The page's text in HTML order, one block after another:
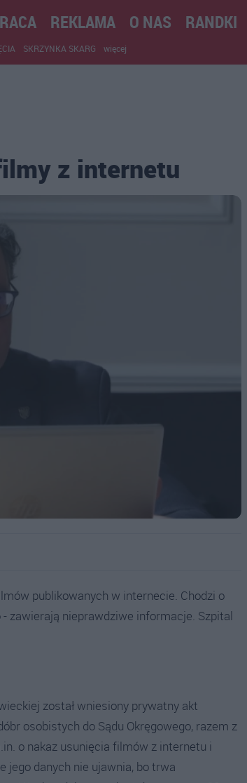
REKLAMA O NAS RANDKI
SKRZYNKA SKARG więcej
z internetu
publikowanych w internecie. Chodzi o
- zawierają nieprawdziwe informacje. Szpital
został wniesiony prywatny akt
osobistych do Sądu Okręgowego, razem z
o nakaz usunięcia filmów z internetu i
jego danych nie ujawnia, bo trwa